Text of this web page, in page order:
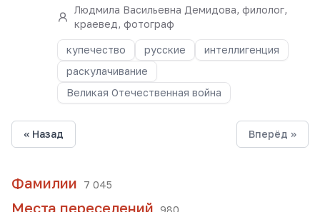
Людмила Васильевна Демидова, филолог,
краевед, фотограф
купечество русские
интеллигенция
раскулачивание
Великая Отечественная война
« Назад Вперёд »
Фамилии 7 045
Места переселений 980